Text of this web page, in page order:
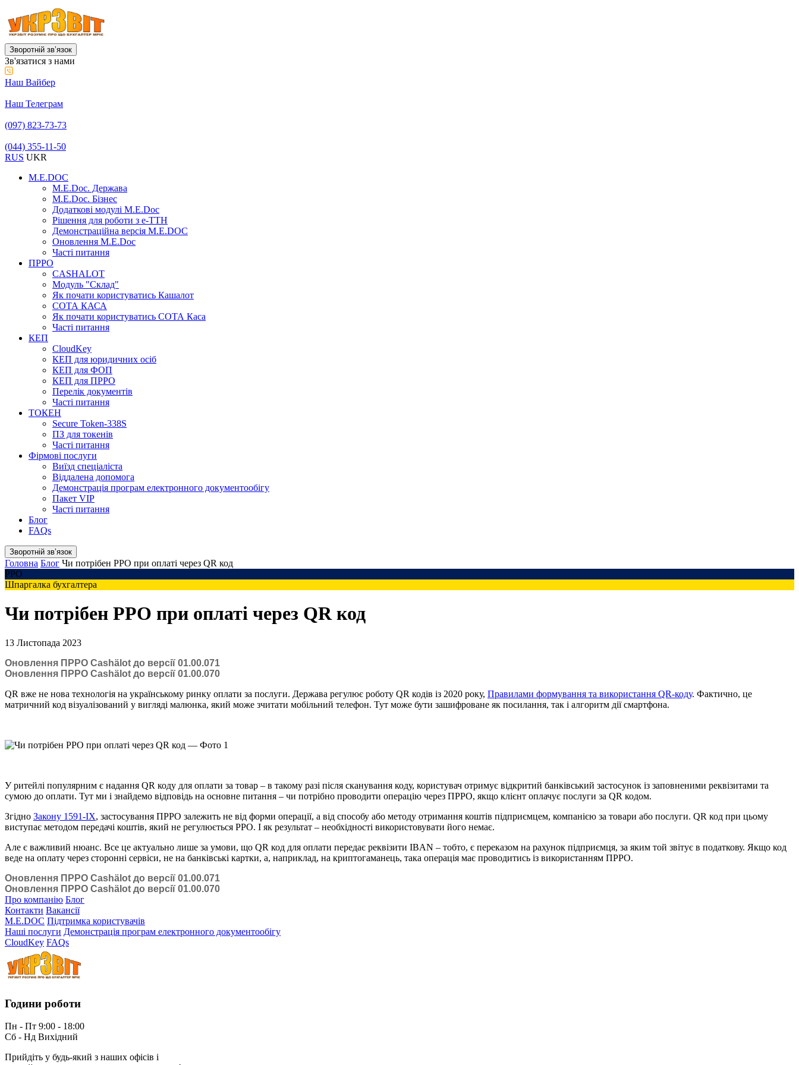
Зворотній звʼязок
Зв'язатися з нами
Наш Вайбер
Наш Телеграм
(097) 823-73-73
(044) 355-11-50
RUS UKR
M.E.DOC
M.E.Doc. Держава
M.E.Doc. Бізнес
Додаткові модулі M.E.Doc
Рішення для роботи з е-ТТН
Демонстраційна версія M.E.DOC
Оновлення M.E.Doc
Часті питання
ПРРО
CASHALOT
Модуль "Склад"
Як почати користуватись Кашалот
СОТА КАСА
Як почати користуватись СОТА Каса
Часті питання
КЕП
CloudKey
КЕП для юридичних осіб
КЕП для ФОП
КЕП для ПРРО
Перелік документів
Часті питання
ТОКЕН
Secure Token-338S
ПЗ для токенів
Часті питання
Фірмові послуги
Виїзд спеціаліста
Віддалена допомога
Демонстрація програм електронного документообігу
Пакет VIP
Часті питання
Блог
FAQs
Зворотній звʼязок
Головна Блог Чи потрібен РРО при оплаті через QR код
РРО
Шпаргалка бухгалтера
Чи потрібен РРО при оплаті через QR код
13 Листопада 2023
Оновлення ПРРО Cashӓlot до версії 01.00.071
Оновлення ПРРО Cashӓlot до версії 01.00.070
QR вже не нова технологія на українському ринку оплати за послуги. Держава регулює роботу QR кодів із 2020 року, Правилами формування та використання QR-коду. Фактично, це
матричний код візуалізований у вигляді малюнка, який може зчитати мобільний телефон. Тут може бути зашифроване як посилання, так і алгоритм дії смартфона.
У ритейлі популярним є надання QR коду для оплати за товар – в такому разі після сканування коду, користувач отримує відкритий банківський застосунок із заповненими реквізитами та
сумою до оплати. Тут ми і знайдемо відповідь на основне питання – чи потрібно проводити операцію через ПРРО, якщо клієнт оплачує послуги за QR кодом.
Згідно Закону 1591-IX, застосування ПРРО залежить не від форми операції, а від способу або методу отримання коштів підприємцем, компанією за товари або послуги. QR код при цьому
виступає методом передачі коштів, який не регулюється РРО. І як результат – необхідності використовувати його немає.
Але є важливий нюанс. Все це актуально лише за умови, що QR код для оплати передає реквізити IBAN – тобто, є переказом на рахунок підприємця, за яким той звітує в податкову. Якщо код
веде на оплату через сторонні сервіси, не на банківські картки, а, наприклад, на криптогаманець, така операція має проводитись із використанням ПРРО.
Оновлення ПРРО Cashӓlot до версії 01.00.071
Оновлення ПРРО Cashӓlot до версії 01.00.070
Про компанію Блог
Контакти Вакансії
M.E.DOC Підтримка користувачів
Наші послуги Демонстрація програм електронного документообігу
CloudKey FAQs
Години роботи
Пн - Пт 9:00 - 18:00
Сб - Нд Вихідний
Прийдіть у будь-який з наших офісів і